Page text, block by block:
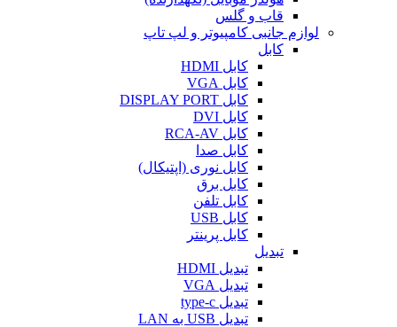
قاب و گلس
لوازم جانبی کامپیوتر و لپ تاپ
کابل
کابل HDMI
کابل VGA
کابل DISPLAY PORT
کابل DVI
کابل RCA-AV
کابل صدا
کابل نوری (اپتیکال)
کابل برق
کابل تلفن
کابل USB
کابل پرینتر
تبدیل
تبدیل HDMI
تبدیل VGA
تبدیل type-c
تبدیل USB به LAN